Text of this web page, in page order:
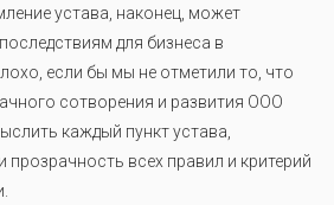
устава, наконец, может
для бизнеса в
если бы мы не отметили то, что
сотворения и развития ООО
каждый пункт устава,
прозрачность всех правил и критерий